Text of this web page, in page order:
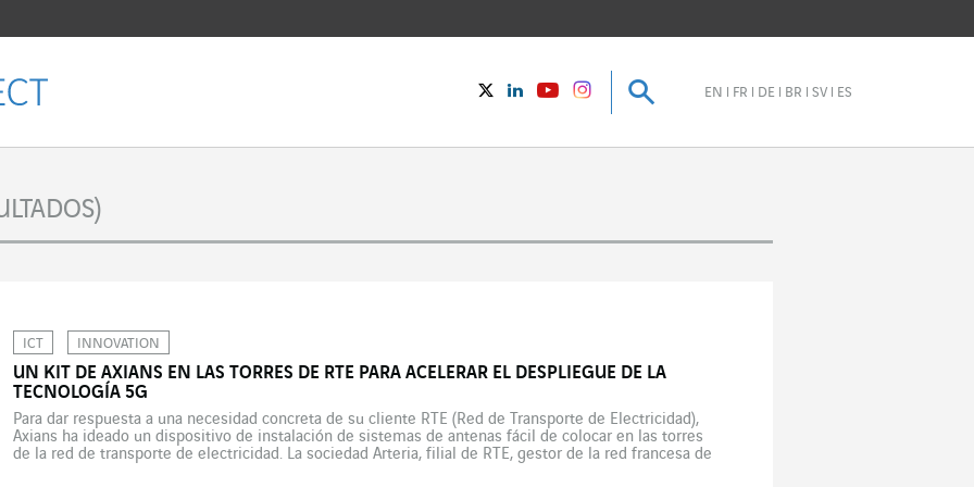
TwitterLinkedInYoutubeinstagram Buscar
EN FR DE BR SV ES
Buscar
ICT INNOVATION
UN KIT DE AXIANS EN LAS TORRES DE RTE PARA ACELERAR EL DESPLIEGUE DE LA
TECNOLOGÍA 5G
Para dar respuesta a una necesidad concreta de su cliente RTE (Red de Transporte de Electricidad),
Axians ha ideado un dispositivo de instalación de sistemas de antenas fácil de colocar en las torres
de la red de transporte de electricidad. La sociedad Arteria, filial de RTE, gestor de la red francesa de